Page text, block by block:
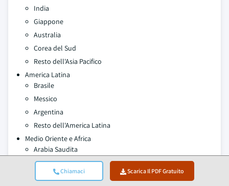
Chiamaci Scarica Il PDF Gratuito
India
Giappone
Australia
Corea del Sud
Resto dell'Asia Pacifico
America Latina
Brasile
Messico
Argentina
Resto dell'America Latina
Medio Oriente e Africa
Arabia Saudita
Sudafrica
Emirati Arabi Uniti